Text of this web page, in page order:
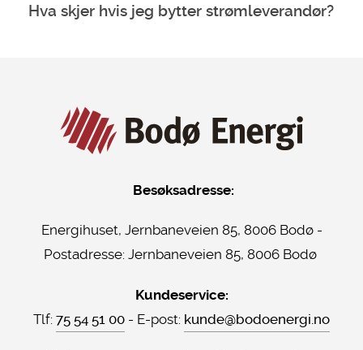
Hva skjer hvis jeg bytter strømleverandør?
Besøksadresse:
Energihuset, Jernbaneveien 85, 8006 Bodø -
Postadresse: Jernbaneveien 85, 8006 Bodø
Kundeservice:
Tlf: 75 54 51 00 - E-post: kunde@bodoenergi.no